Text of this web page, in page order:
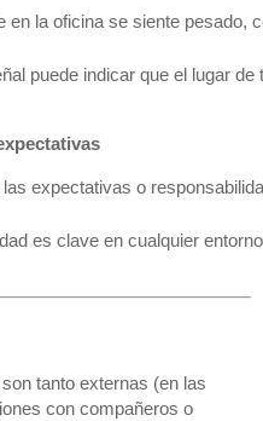
en la oficina se siente
puede indicar que el lugar
expectativas o
es clave en cualquier
tanto externas (en las
con compañeros o